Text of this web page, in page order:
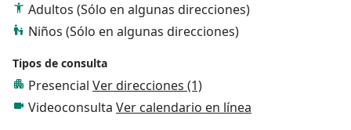
Adultos (Sólo en algunas direcciones)
Niños (Sólo en algunas direcciones)
Tipos de consulta
Presencial Ver direcciones (1)
Videoconsulta Ver calendario en línea